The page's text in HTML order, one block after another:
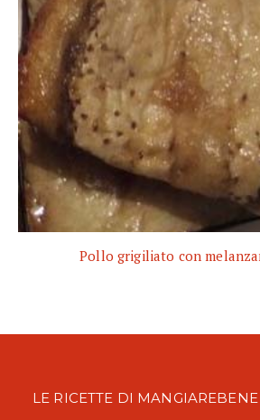
Pollo grigiliato con
LE RICETTE DI MANGIAREBENE